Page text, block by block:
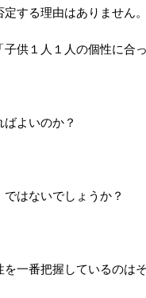
する理由はありません。
子供１人１人の個性に合
よいのか？
はないでしょうか？
を一番把握しているのは